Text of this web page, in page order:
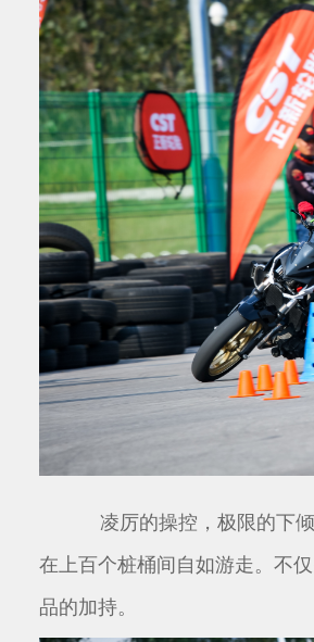
凌厉的操控，极限的下
在上百个桩桶间自如游走。不
品的加持。